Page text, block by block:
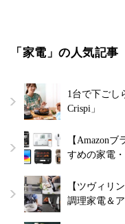
「家電」の人気記事
1台で下ごし
Crispi」
【Amazon
すめの家電
【ツヴィリ
調理家電＆